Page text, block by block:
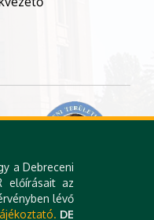
a Debreceni
előírásait az
lévő
DE